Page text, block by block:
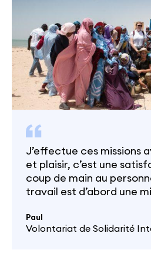
J’effectue ces missions
et plaisir, c’est une
coup de main au
travail est d’abord une
pourquoi on part ?
Paul
Volontariat de Solidarité